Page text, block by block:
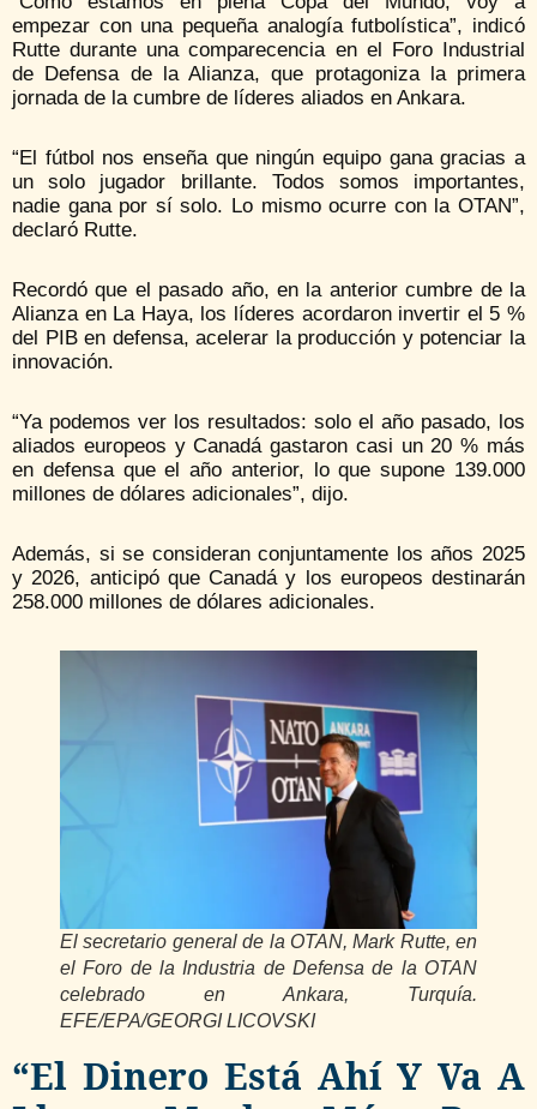
empezar con una pequeña analogía futbolística”, indicó
Rutte durante una comparecencia en el Foro Industrial
de Defensa de la Alianza, que protagoniza la primera
jornada de la cumbre de líderes aliados en Ankara.
“El fútbol nos enseña que ningún equipo gana gracias a
un solo jugador brillante. Todos somos importantes,
nadie gana por sí solo. Lo mismo ocurre con la OTAN”,
declaró Rutte.
Recordó que el pasado año, en la anterior cumbre de la
Alianza en La Haya, los líderes acordaron invertir el 5 %
del PIB en defensa, acelerar la producción y potenciar la
innovación.
“Ya podemos ver los resultados: solo el año pasado, los
aliados europeos y Canadá gastaron casi un 20 % más
en defensa que el año anterior, lo que supone 139.000
millones de dólares adicionales”, dijo.
Además, si se consideran conjuntamente los años 2025
y 2026, anticipó que Canadá y los europeos destinarán
258.000 millones de dólares adicionales.
El secretario general de la OTAN, Mark Rutte, en
el Foro de la Industria de Defensa de la OTAN
celebrado en Ankara, Turquía.
EFE/EPA/GEORGI LICOVSKI
“El Dinero Está Ahí Y Va A